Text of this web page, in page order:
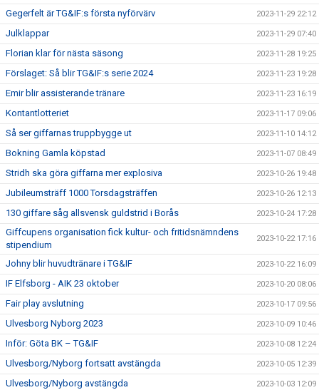
Gegerfelt är TG&IF:s första nyförvärv 2023-11-29 22:12
Julklappar 2023-11-29 07:40
Florian klar för nästa säsong 2023-11-28 19:25
Förslaget: Så blir TG&IF:s serie 2024 2023-11-23 19:28
Emir blir assisterande tränare 2023-11-23 16:19
Kontantlotteriet 2023-11-17 09:06
Så ser giffarnas truppbygge ut 2023-11-10 14:12
Bokning Gamla köpstad 2023-11-07 08:49
Stridh ska göra giffarna mer explosiva 2023-10-26 19:48
Jubileumsträff 1000 Torsdagsträffen 2023-10-26 12:13
130 giffare såg allsvensk guldstrid i Borås 2023-10-24 17:28
Giffcupens organisation fick kultur- och fritidsnämndens
stipendium
2023-10-22 17:16
Johny blir huvudtränare i TG&IF 2023-10-22 16:09
IF Elfsborg - AIK 23 oktober 2023-10-20 08:06
Fair play avslutning 2023-10-17 09:56
Ulvesborg Nyborg 2023 2023-10-09 10:46
Inför: Göta BK – TG&IF 2023-10-08 12:24
Ulvesborg/Nyborg fortsatt avstängda 2023-10-05 12:39
Ulvesborg/Nyborg avstängda 2023-10-03 12:09